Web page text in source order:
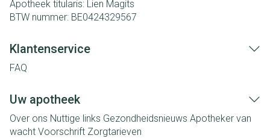
Apotheek titularis: Lien Magits
BTW nummer: BE0424329567
Klantenservice
FAQ
Uw apotheek
Over ons Nuttige links Gezondheidsnieuws Apotheker van
wacht Voorschrift Zorgtarieven